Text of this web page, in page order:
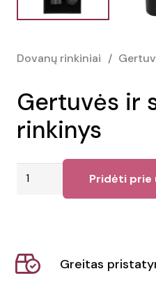
Dovanų rinkiniai /
Gertuvės ir
rinkinys
produkto
rinkinys
Pridėti prie
Greitas